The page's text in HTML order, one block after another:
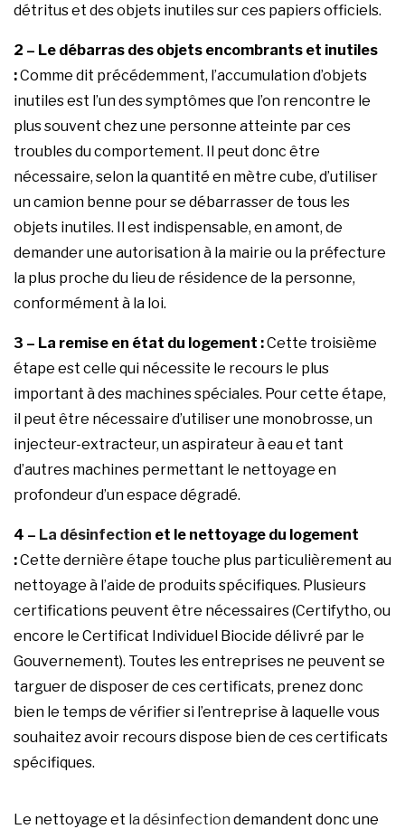
détritus et des objets inutiles sur ces papiers officiels.
2 – Le débarras des objets encombrants et inutiles
:Comme dit précédemment, l’accumulation d’objets
inutiles est l’un des symptômes que l’on rencontre le
plus souvent chez une personne atteinte par ces
troubles du comportement. Il peut donc être
nécessaire, selon la quantité en mètre cube, d’utiliser
un camion benne pour se débarrasser de tous les
objets inutiles. Il est indispensable, en amont, de
demander une autorisation à la mairie ou la préfecture
la plus proche du lieu de résidence de la personne,
conformément à la loi.
3 – La remise en état du logement :Cette troisième
étape est celle qui nécessite le recours le plus
important à des machines spéciales. Pour cette étape,
il peut être nécessaire d’utiliser une monobrosse, un
injecteur-extracteur, un aspirateur à eau et tant
d’autres machines permettant le nettoyage en
profondeur d’un espace dégradé.
4 – La désinfection et le nettoyage du logement
:Cette dernière étape touche plus particulièrement au
nettoyage à l’aide de produits spécifiques. Plusieurs
certifications peuvent être nécessaires (Certifytho, ou
encore le Certificat Individuel Biocide délivré par le
Gouvernement). Toutes les entreprises ne peuvent se
targuer de disposer de ces certificats, prenez donc
bien le temps de vérifier si l’entreprise à laquelle vous
souhaitez avoir recours dispose bien de ces certificats
spécifiques.
Le nettoyage et la désinfection demandent donc une